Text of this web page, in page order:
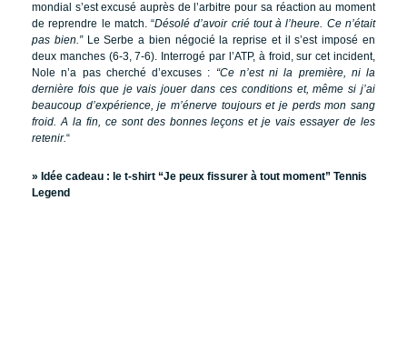
mondial s’est excusé auprès de l’arbitre pour sa réaction au moment
de reprendre le match. “Désolé d’avoir crié tout à l’heure. Ce n’était
pas bien.” Le Serbe a bien négocié la reprise et il s’est imposé en
deux manches (6-3, 7-6). Interrogé par l’ATP, à froid, sur cet incident,
Nole n’a pas cherché d’excuses : “Ce n’est ni la première, ni la
dernière fois que je vais jouer dans ces conditions et, même si j’ai
beaucoup d’expérience, je m’énerve toujours et je perds mon sang
froid. A la fin, ce sont des bonnes leçons et je vais essayer de les
retenir.“
» Idée cadeau : le t-shirt “Je peux fissurer à tout moment” Tennis
Legend